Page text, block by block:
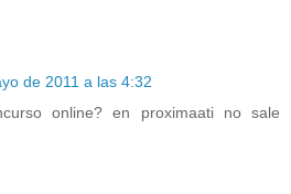
de 2011 a las 4:32
online? en proximaati no sale